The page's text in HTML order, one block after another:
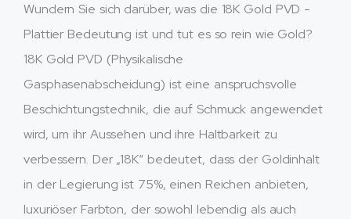
Wundern Sie sich darüber, was die 18K Gold PVD -
Plattier Bedeutung ist und tut es so rein wie Gold?
18K Gold PVD (Physikalische
Gasphasenabscheidung) ist eine anspruchsvolle
Beschichtungstechnik, die auf Schmuck angewendet
wird, um ihr Aussehen und ihre Haltbarkeit zu
verbessern. Der „18K“ bedeutet, dass der Goldinhalt
in der Legierung ist 75%, einen Reichen anbieten,
luxuriöser Farbton, der sowohl lebendig als auch